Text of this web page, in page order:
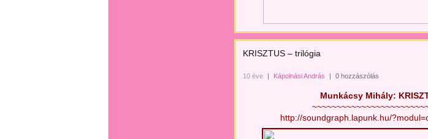
KRISZTUS – trilógia
10 éve | Kápolnási András | 0 hozzászólás
Munkácsy Mihály:
http://soundgraph.lapunk.hu/